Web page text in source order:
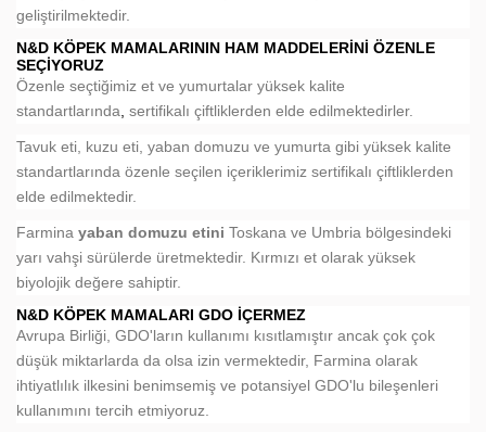
geliştirilmektedir.
N&D KÖPEK MAMALARININ HAM MADDELERINI ÖZENLE
SEÇIYORUZ
Özenle seçtiğimiz et ve yumurtalar yüksek kalite
standartlarında sertifikalı çiftliklerden elde edilmektedirler.
Tavuk eti, kuzu eti, yaban domuzu ve yumurta gibi yüksek kalite
standartlarında özenle seçilen içeriklerimiz sertifikalı çiftliklerden
elde edilmektedir.
Farmina yaban domuzu etini Toskana ve Umbria bölgesindeki
yarı vahşi sürülerde üretmektedir. Kırmızı et olarak yüksek
biyolojik değere sahiptir.
N&D KÖPEK MAMALARI GDO İÇERMEZ
Avrupa Birliği, GDO'ların kullanımı kısıtlamıştır ancak çok çok
düşük miktarlarda da olsa izin vermektedir, Farmina olarak
ihtiyatlılık ilkesini benimsemiş ve potansiyel GDO'lu bileşenleri
kullanımını tercih etmiyoruz.